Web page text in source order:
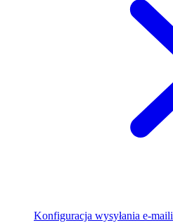
Konfiguracja wysyłania e-maili